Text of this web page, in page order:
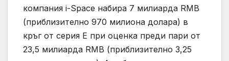
компания i-Space набира 7 милиарда RMB
(приблизително 970 милиона долара) в
кръг от серия E при оценка преди пари от
23,5 милиарда RMB (приблизително 3,25